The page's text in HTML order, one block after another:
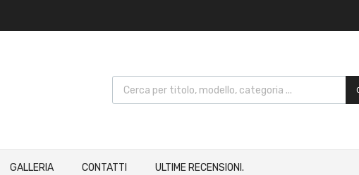
GALLERIA CONTATTI ULTIME RECENSIONI.